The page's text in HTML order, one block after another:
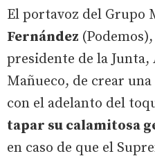
El portavoz del Grupo
Fernández
presidente de la Junta,
Mañueco, de crear una
con el adelanto del
tapar su calamitosa
en caso de que el